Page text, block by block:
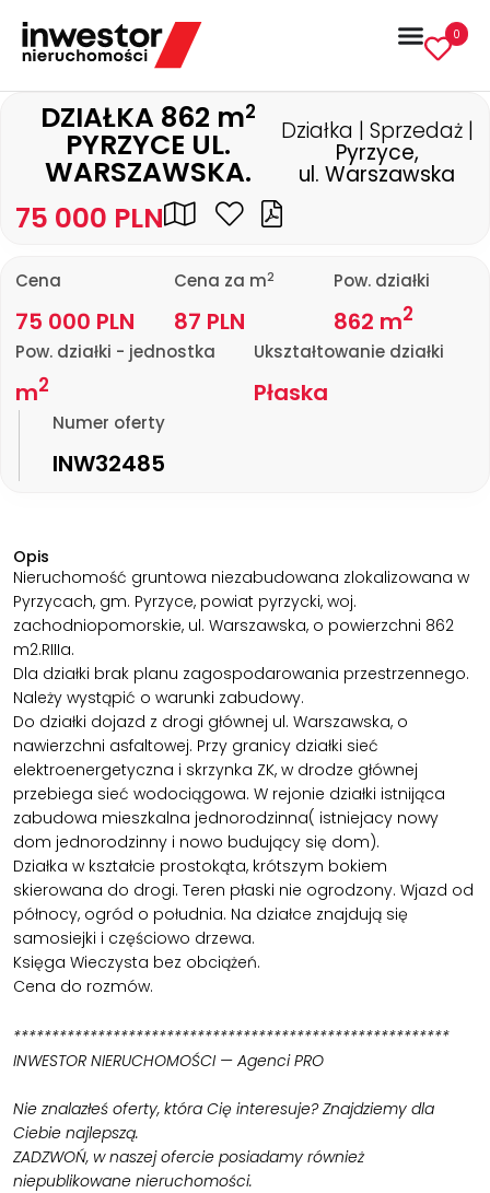
0
DZIAŁKA 862 m2
PYRZYCE UL.
WARSZAWSKA.
Działka | Sprzedaż |
Pyrzyce,
ul. Warszawska
75 000 PLN
Cena
75 000 PLN
Cena za m2
87 PLN
Pow. działki
862 m2
Pow. działki - jednostka
m2
Ukształtowanie działki
Płaska
Numer oferty
INW32485
Opis
Nieruchomość gruntowa niezabudowana zlokalizowana w
Pyrzycach, gm. Pyrzyce, powiat pyrzycki, woj.
zachodniopomorskie, ul. Warszawska, o powierzchni 862
m2.RIIIa.
Dla działki brak planu zagospodarowania przestrzennego.
Należy wystąpić o warunki zabudowy.
Do działki dojazd z drogi głównej ul. Warszawska, o
nawierzchni asfaltowej. Przy granicy działki sieć
elektroenergetyczna i skrzynka ZK, w drodze głównej
przebiega sieć wodociągowa. W rejonie działki istnijąca
zabudowa mieszkalna jednorodzinna( istniejacy nowy
dom jednorodzinny i nowo budujący się dom).
Działka w kształcie prostokąta, krótszym bokiem
skierowana do drogi. Teren płaski nie ogrodzony. Wjazd od
północy, ogród o południa. Na działce znajdują się
samosiejki i częściowo drzewa.
Księga Wieczysta bez obciążeń.
Cena do rozmów.
*********************************************************
INWESTOR NIERUCHOMOŚCI — Agenci PRO
Nie znalazłeś oferty, która Cię interesuje? Znajdziemy dla
Ciebie najlepszą.
ZADZWOŃ, w naszej ofercie posiadamy również
niepublikowane nieruchomości.